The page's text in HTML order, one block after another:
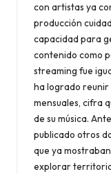
con artistas ya
producción
capacidad para
contenido como
streaming fue
ha logrado reunir
mensuales, cifra
de su música.
publicado otros
que ya
explorar